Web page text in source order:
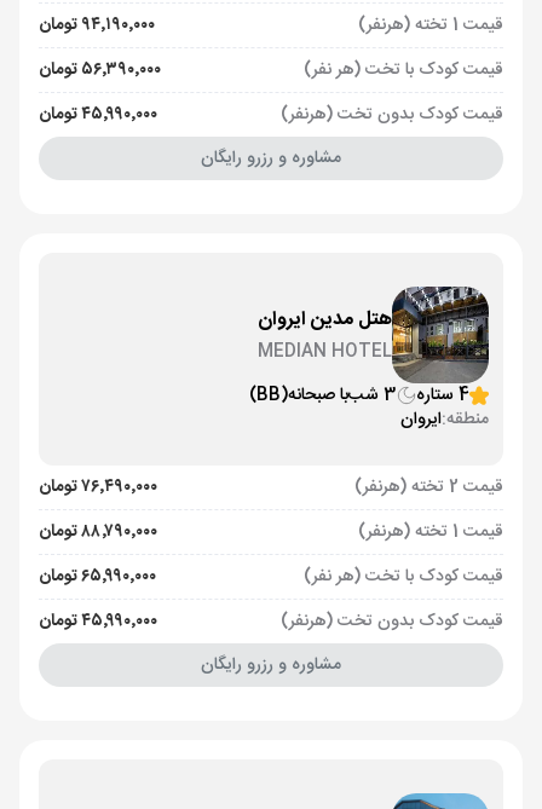
قیمت 1 تخته (هرنفر)
۹۴٬۱۹۰٬۰۰۰ تومان
قیمت کودک با تخت (هر نفر)
۵۶٬۳۹۰٬۰۰۰ تومان
قیمت کودک بدون تخت (هرنفر)
۴۵٬۹۹۰٬۰۰۰ تومان
مشاوره و رزرو رایگان
هتل مدین ایروان
MEDIAN HOTEL
4 ستاره
3 شب با صبحانه(BB)
منطقه:ایروان
قیمت 2 تخته (هرنفر)
۷۶٬۴۹۰٬۰۰۰ تومان
قیمت 1 تخته (هرنفر)
۸۸٬۷۹۰٬۰۰۰ تومان
قیمت کودک با تخت (هر نفر)
۶۵٬۹۹۰٬۰۰۰ تومان
قیمت کودک بدون تخت (هرنفر)
۴۵٬۹۹۰٬۰۰۰ تومان
مشاوره و رزرو رایگان